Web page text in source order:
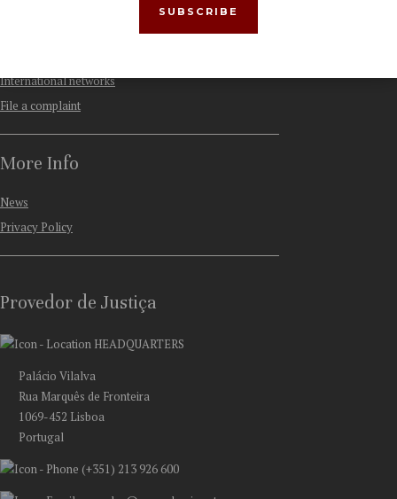
International networks
File a complaint
More Info
News
Privacy Policy
Provedor de Justiça
HEADQUARTERS
Palácio Vilalva
Rua Marquês de Fronteira
1069-452 Lisboa
Portugal
(+351) 213 926 600